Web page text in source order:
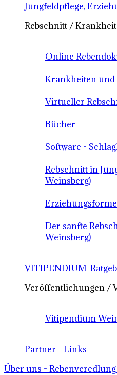
Jungfeldpflege,
Rebschnitt /
Online
Krankheiten und
Virtueller
Bücher
Software -
Rebschnitt in
Weinsberg)
Der sanfte
Weinsberg)
VITIPENDIUM-
Veröffentlichungen /
Vitipendium
Partner - Links
Über uns -